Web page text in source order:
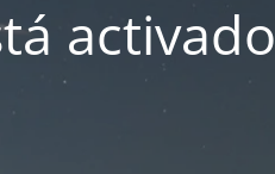
activado